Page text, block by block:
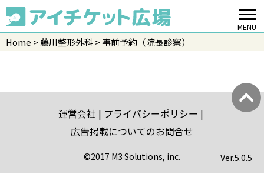
MENU
Home 藤川整形外科 事前予約（院長診察）
運営会社
プライバシーポリシー
広告掲載についてのお問合せ
©2017 M3 Solutions, inc. Ver.5.0.5